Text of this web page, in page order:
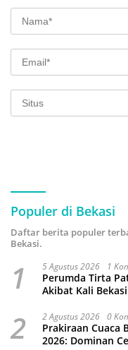
Populer di Bekasi
Daftar berita populer
Bekasi.
1 5 Agustus 2026 1
Perumda Tirta
Akibat Kali
2 2 Agustus 2026 0
Prakiraan Cuaca
2026: Dominan